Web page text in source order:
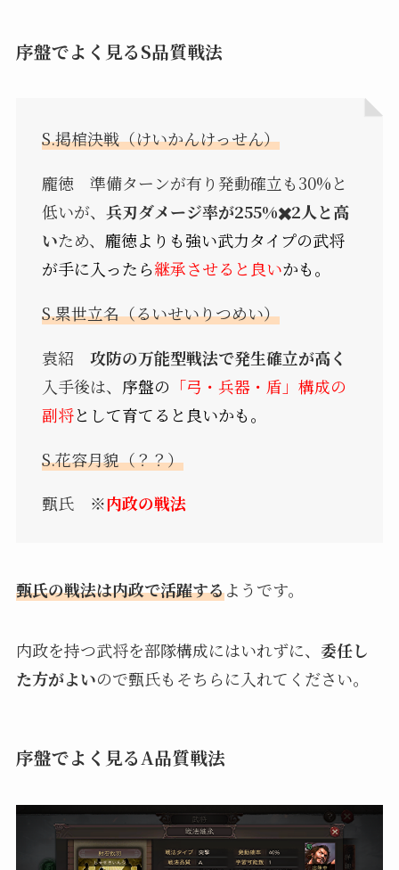
序盤でよく見るS品質戦法
S.掲棺決戦（けいかんけっせん）
龐徳 準備ターンが有り発動確立も30%と
低いが、 兵刃ダメージ率が255%✖️2人と高
いため、 龐徳よりも強い武力タイプの武将
が手に入ったら継承させると良いかも。
S.累世立名（るいせいりつめい）
袁紹 攻防の万能型戦法で発生確立が高く
入手後は、 序盤の 「弓・兵器・盾」構成の
副将として育てると良いかも。
S.花容月貌（？？）
甄氏 ※内政の戦法
甄氏の戦法は内政で活躍するようです。
内政を持つ武将を部隊構成にはいれずに、 委任し
た方がよいので甄氏もそちらに入れてください。
序盤でよく見るA品質戦法